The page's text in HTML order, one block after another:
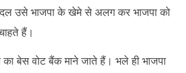
की धुरी बना ब्राह्मण, पार्टियां कर रहीं परिक्रमा
उसे भाजपा के खेमे से अलग कर भाजपा को
हैं।
का बेस वोट बैंक माने जाते हैं। भले ही भाजपा